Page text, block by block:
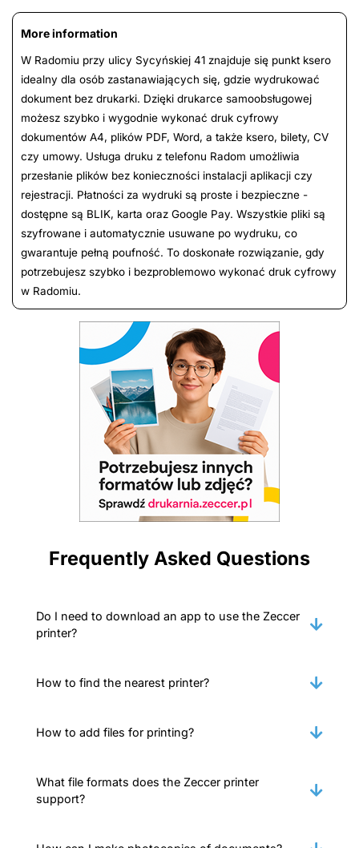
More information
W Radomiu przy ulicy Sycyńskiej 41 znajduje się punkt ksero
idealny dla osób zastanawiających się, gdzie wydrukować
dokument bez drukarki. Dzięki drukarce samoobsługowej
możesz szybko i wygodnie wykonać druk cyfrowy
dokumentów A4, plików PDF, Word, a także ksero, bilety, CV
czy umowy. Usługa druku z telefonu Radom umożliwia
przesłanie plików bez konieczności instalacji aplikacji czy
rejestracji. Płatności za wydruki są proste i bezpieczne -
dostępne są BLIK, karta oraz Google Pay. Wszystkie pliki są
szyfrowane i automatycznie usuwane po wydruku, co
gwarantuje pełną poufność. To doskonałe rozwiązanie, gdy
potrzebujesz szybko i bezproblemowo wykonać druk cyfrowy
w Radomiu.
Frequently Asked Questions
Do I need to download an app to use the Zeccer
printer?
How to find the nearest printer?
How to add files for printing?
What file formats does the Zeccer printer
support?